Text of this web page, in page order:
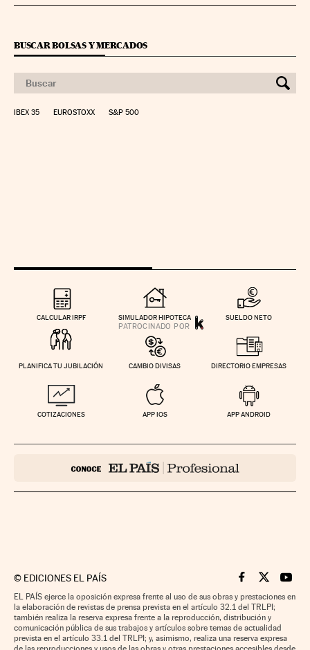
BUSCAR BOLSAS Y MERCADOS
IBEX 35 EUROSTOXX S&P 500
CALCULAR IRPF SIMULADOR HIPOTECA SUELDO NETO
PLANIFICA TU JUBILACIÓN CAMBIO DIVISAS DIRECTORIO EMPRESAS
COTIZACIONES APP IOS APP ANDROID
© EDICIONES EL PAÍS Cinco Días en
Cinco Días
Cinco
EL PAÍS ejerce la oposición expresa frente al uso de sus obras y prestaciones en
la elaboración de revistas de prensa prevista en el artículo 32.1 del TRLPI;
también realiza la reserva expresa frente a la reproducción, distribución y
comunicación pública de sus trabajos y artículos sobre temas de actualidad
prevista en el artículo 33.1 del TRLPI; y, asimismo, realiza una reserva expresa